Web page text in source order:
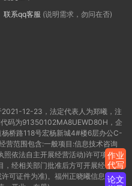
联系qq客服 (说明需求，勿问在否)
12-23，法定代表人为郑曦，注
码为91350102MA8UEWD80H，企
桥路118号宏杨新城4#楼6层办公C-
营范围包含:一般项目:信息技术咨询
照依法自主开展经营活动)许可项目:
，经相关部门批准后方可开展经营活
可证件为准)。福州正晓曦信息技术
作业
代写
论文